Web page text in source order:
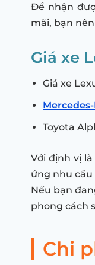
Để nhận
mãi, bạn
Giá xe
Giá xe
Toyota
Với định vị
ứng nhu
Nếu bạn
phong cách
Chi